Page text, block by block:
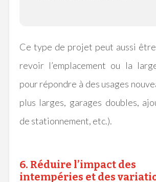
Ce type de projet peut aussi être
revoir l’emplacement ou la
pour répondre à des usages
plus larges, garages doubles,
de stationnement, etc.).
6. Réduire l’impact des
intempéries et des